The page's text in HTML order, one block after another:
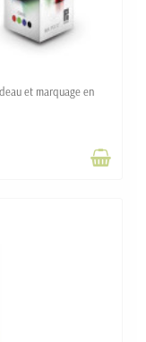
et marquage en